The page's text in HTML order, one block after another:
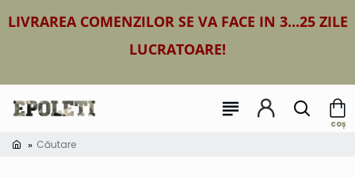
LIVRAREA COMENZILOR SE VA FACE IN 3...25 ZILE
LUCRATOARE!
Căutare